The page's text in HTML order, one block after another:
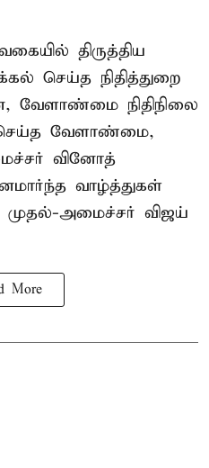
திருத்திய
செய்த நிதித்துறை
வேளாண்மை நிதிநிலை
வேளாண்மை,
வினோத்
வாழ்த்துகள்
முதல்-அமைச்சர் விஜய்
More